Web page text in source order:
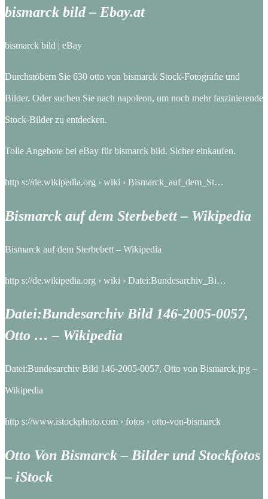
bismarck bild – Ebay.at
bismarck bild | eBay
Durchstöbern Sie 630 otto von bismarck Stock-Fotografie und
Bilder. Oder suchen Sie nach napoleon, um noch mehr faszinierende
Stock-Bilder zu entdecken.
Tolle Angebote bei eBay für bismarck bild. Sicher einkaufen.
http s://de.wikipedia.org › wiki › Bismarck_auf_dem_St…
Bismarck auf dem Sterbebett – Wikipedia
Bismarck auf dem Sterbebett – Wikipedia
http s://de.wikipedia.org › wiki › Datei:Bundesarchiv_Bi…
Datei:Bundesarchiv Bild 146-2005-0057,
Otto … – Wikipedia
Datei:Bundesarchiv Bild 146-2005-0057, Otto von Bismarck.jpg –
Wikipedia
http s://www.istockphoto.com › fotos › otto-von-bismarck
Otto Von Bismarck – Bilder und Stockfotos
– iStock